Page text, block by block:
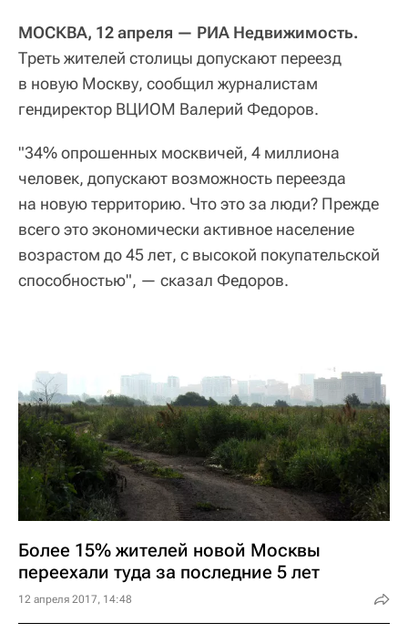
МОСКВА, 12 апреля — РИА Недвижимость.
Треть жителей столицы допускают переезд
в новую Москву, сообщил журналистам
гендиректор ВЦИОМ Валерий Федоров.
"34% опрошенных москвичей, 4 миллиона
человек, допускают возможность переезда
на новую территорию. Что это за люди? Прежде
всего это экономически активное население
возрастом до 45 лет, с высокой покупательской
способностью", — сказал Федоров.
Более 15% жителей новой Москвы
переехали туда за последние 5 лет
12 апреля 2017, 14:48